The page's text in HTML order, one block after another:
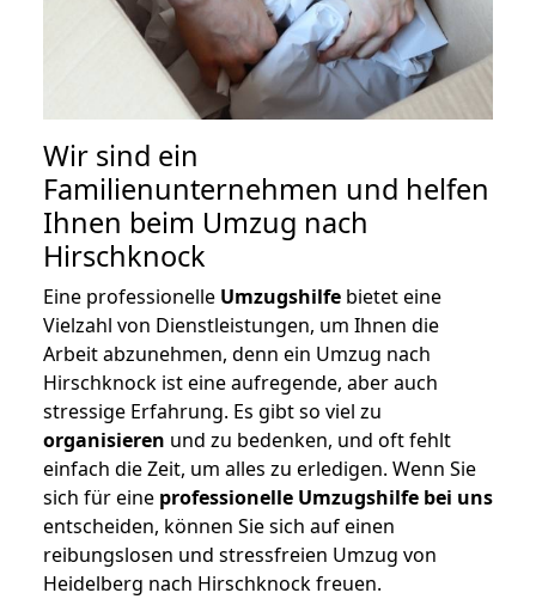
Wir sind ein
Familienunternehmen und helfen
Ihnen beim Umzug nach
Hirschknock
Eine professionelle Umzugshilfe bietet eine
Vielzahl von Dienstleistungen, um Ihnen die
Arbeit abzunehmen, denn ein Umzug nach
Hirschknock ist eine aufregende, aber auch
stressige Erfahrung. Es gibt so viel zu
organisieren und zu bedenken, und oft fehlt
einfach die Zeit, um alles zu erledigen. Wenn Sie
sich für eine professionelle Umzugshilfe bei uns
entscheiden, können Sie sich auf einen
reibungslosen und stressfreien Umzug von
Heidelberg nach Hirschknock freuen.